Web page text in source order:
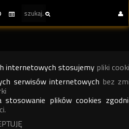
internetowych stosujemy pliki
serwisów internetowych bez
stosowanie plików cookies